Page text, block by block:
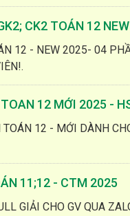
CK2 TOÁN 12
12 - NEW 2025- 04
12 MỚI 2025 -
12 - MỚI DÀNH
11;12 - CTM 2025
GIẢI CHO GV QUA